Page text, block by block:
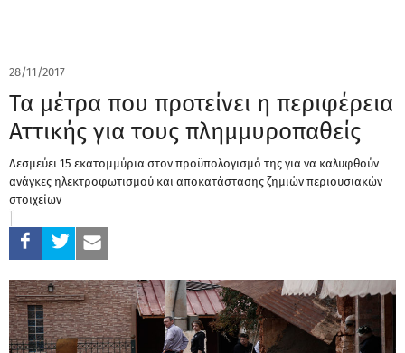
28/11/2017
Τα μέτρα που προτείνει η περιφέρεια
Αττικής για τους πλημμυροπαθείς
Δεσμεύει 15 εκατομμύρια στον προϋπολογισμό της για να καλυφθούν
ανάγκες ηλεκτροφωτισμού και αποκατάστασης ζημιών περιουσιακών
στοιχείων